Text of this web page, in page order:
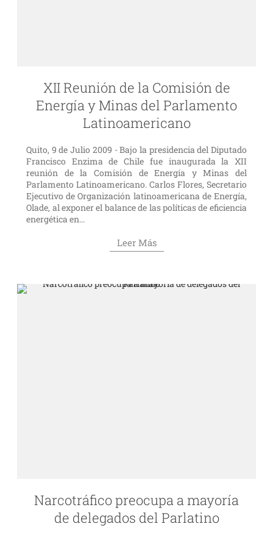
XII Reunión de la Comisión de
Energía y Minas del Parlamento
Latinoamericano
Quito, 9 de Julio 2009 - Bajo la presidencia del Diputado
Francisco Enzima de Chile fue inaugurada la XII
reunión de la Comisión de Energía y Minas del
Parlamento Latinoamericano. Carlos Flores, Secretario
Ejecutivo de Organización latinoamericana de Energía,
Olade, al exponer el balance de las políticas de eficiencia
energética en...
Leer Más
Narcotráfico preocupa a mayoría
de delegados del Parlatino